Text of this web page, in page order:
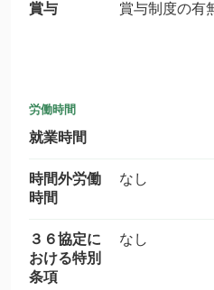
賞与 賞与制度の
労働時間
就業時間
時間外労働
時間
なし
３６協定に
おける特別
条項
なし